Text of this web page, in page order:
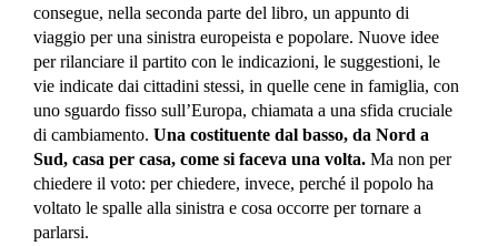
consegue, nella seconda parte del libro, un appunto di
viaggio per una sinistra europeista e popolare. Nuove idee
per rilanciare il partito con le indicazioni, le suggestioni, le
vie indicate dai cittadini stessi, in quelle cene in famiglia, con
uno sguardo fisso sull’Europa, chiamata a una sfida cruciale
di cambiamento. Una costituente dal basso, da Nord a
Sud, casa per casa, come si faceva una volta. Ma non per
chiedere il voto: per chiedere, invece, perché il popolo ha
voltato le spalle alla sinistra e cosa occorre per tornare a
parlarsi.